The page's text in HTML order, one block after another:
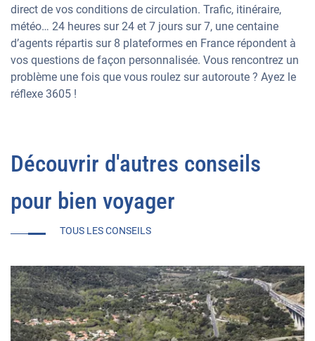
direct de vos conditions de circulation. Trafic, itinéraire,
météo… 24 heures sur 24 et 7 jours sur 7, une centaine
d’agents répartis sur 8 plateformes en France répondent à
vos questions de façon personnalisée. Vous rencontrez un
problème une fois que vous roulez sur autoroute ? Ayez le
réflexe 3605 !
Découvrir d'autres conseils
pour bien voyager
TOUS LES CONSEILS